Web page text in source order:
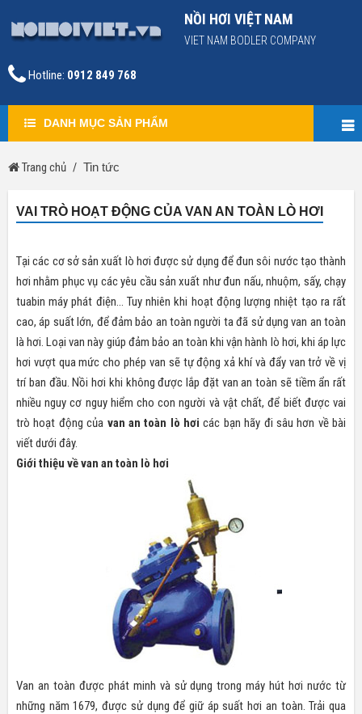
NỒI HƠI VIỆT NAM
VIET NAM BODLER COMPANY
Hotline: 0912 849 768
DANH MỤC SẢN PHẨM
Trang chủ Tin tức
VAI TRÒ HOẠT ĐỘNG CỦA VAN AN TOÀN LÒ HƠI
Tại các cơ sở sản xuất lò hơi được sử dụng để đun sôi nước tạo thành
hơi nhằm phục vụ các yêu cầu sản xuất như đun nấu, nhuộm, sấy, chạy
tuabin máy phát điện… Tuy nhiên khi hoạt động lượng nhiệt tạo ra rất
cao, áp suất lớn, để đảm bảo an toàn người ta đã sử dụng van an toàn
là hơi. Loại van này giúp đảm bảo an toàn khi vận hành lò hơi, khi áp lực
hơi vượt qua mức cho phép van sẽ tự động xả khí và đẩy van trở về vị
trí ban đầu. Nồi hơi khi không được lắp đặt van an toàn sẽ tiềm ẩn rất
nhiều nguy cơ nguy hiểm cho con người và vật chất, để biết được vai
trò hoạt động của van an toàn lò hơi các bạn hãy đi sâu hơn về bài
viết dưới đây.
Giới thiệu về van an toàn lò hơi
Van an toàn được phát minh và sử dụng trong máy hút hơi nước từ
những năm 1679, được sử dụng để giữ áp suất hơi an toàn. Trải qua